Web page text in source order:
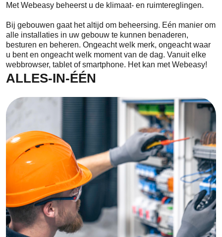
Met Webeasy beheerst u de klimaat- en ruimtereglingen.
Bij gebouwen gaat het altijd om beheersing. Eén manier om
alle installaties in uw gebouw te kunnen benaderen,
besturen en beheren. Ongeacht welk merk, ongeacht waar
u bent en ongeacht welk moment van de dag. Vanuit elke
webbrowser, tablet of smartphone. Het kan met Webeasy!
ALLES-IN-ÉÉN